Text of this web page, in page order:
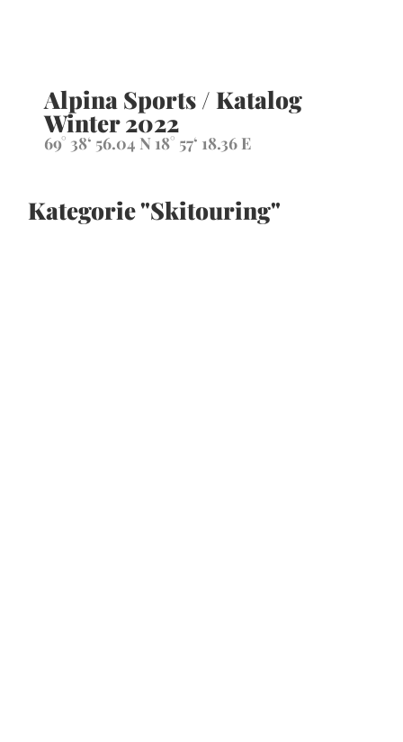
Alpina Sports / Katalog
Winter 2022
69° 38‘ 56.04 N 18° 57‘ 18.36 E
Kategorie "Skitouring"